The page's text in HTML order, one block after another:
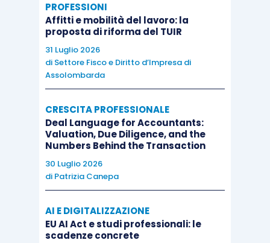
PROFESSIONI
Affitti e mobilità del lavoro: la
proposta di riforma del TUIR
31 Luglio 2026
di Settore Fisco e Diritto d’Impresa di
Assolombarda
CRESCITA PROFESSIONALE
Deal Language for Accountants:
Valuation, Due Diligence, and the
Numbers Behind the Transaction
30 Luglio 2026
di Patrizia Canepa
AI E DIGITALIZZAZIONE
EU AI Act e studi professionali: le
scadenze concrete